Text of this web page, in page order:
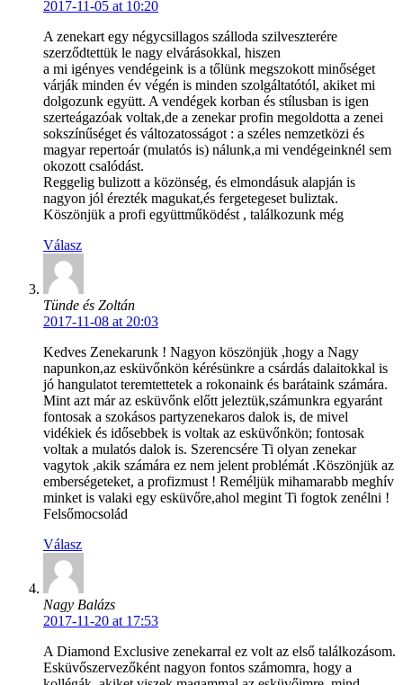
2017-11-05 at 10:20
A zenekart egy négycsillagos szálloda szilveszterére
szerződtettük le nagy elvárásokkal, hiszen
a mi igényes vendégeink is a tőlünk megszokott minőséget
várják minden év végén is minden szolgáltatótól, akiket mi
dolgozunk együtt. A vendégek korban és stílusban is igen
szerteágazóak voltak,de a zenekar profin megoldotta a zenei
sokszínűséget és változatosságot : a széles nemzetközi és
magyar repertoár (mulatós is) nálunk,a mi vendégeinknél sem
okozott csalódást.
Reggelig bulizott a közönség, és elmondásuk alapján is
nagyon jól érezték magukat,és fergetegeset buliztak.
Köszönjük a profi együttműködést , találkozunk még
Válasz
Tünde és Zoltán
2017-11-08 at 20:03
Kedves Zenekarunk ! Nagyon köszönjük ,hogy a Nagy
napunkon,az esküvőnkön kérésünkre a csárdás dalaitokkal is
jó hangulatot teremtettetek a rokonaink és barátaink számára.
Mint azt már az esküvőnk előtt jeleztük,számunkra egyaránt
fontosak a szokásos partyzenekaros dalok is, de mivel
vidékiek és idősebbek is voltak az esküvőnkön; fontosak
voltak a mulatós dalok is. Szerencsére Ti olyan zenekar
vagytok ,akik számára ez nem jelent problémát .Köszönjük az
emberségeteket, a profizmust ! Reméljük mihamarabb meghív
minket is valaki egy esküvőre,ahol megint Ti fogtok zenélni !
Felsőmocsolád
Válasz
Nagy Balázs
2017-11-20 at 17:53
A Diamond Exclusive zenekarral ez volt az első találkozásom.
Esküvőszervezőként nagyon fontos számomra, hogy a